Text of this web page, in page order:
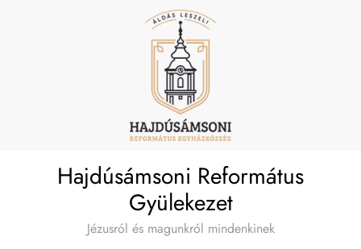
Hajdúsámsoni Református
Gyülekezet
Jézusról és magunkról mindenkinek